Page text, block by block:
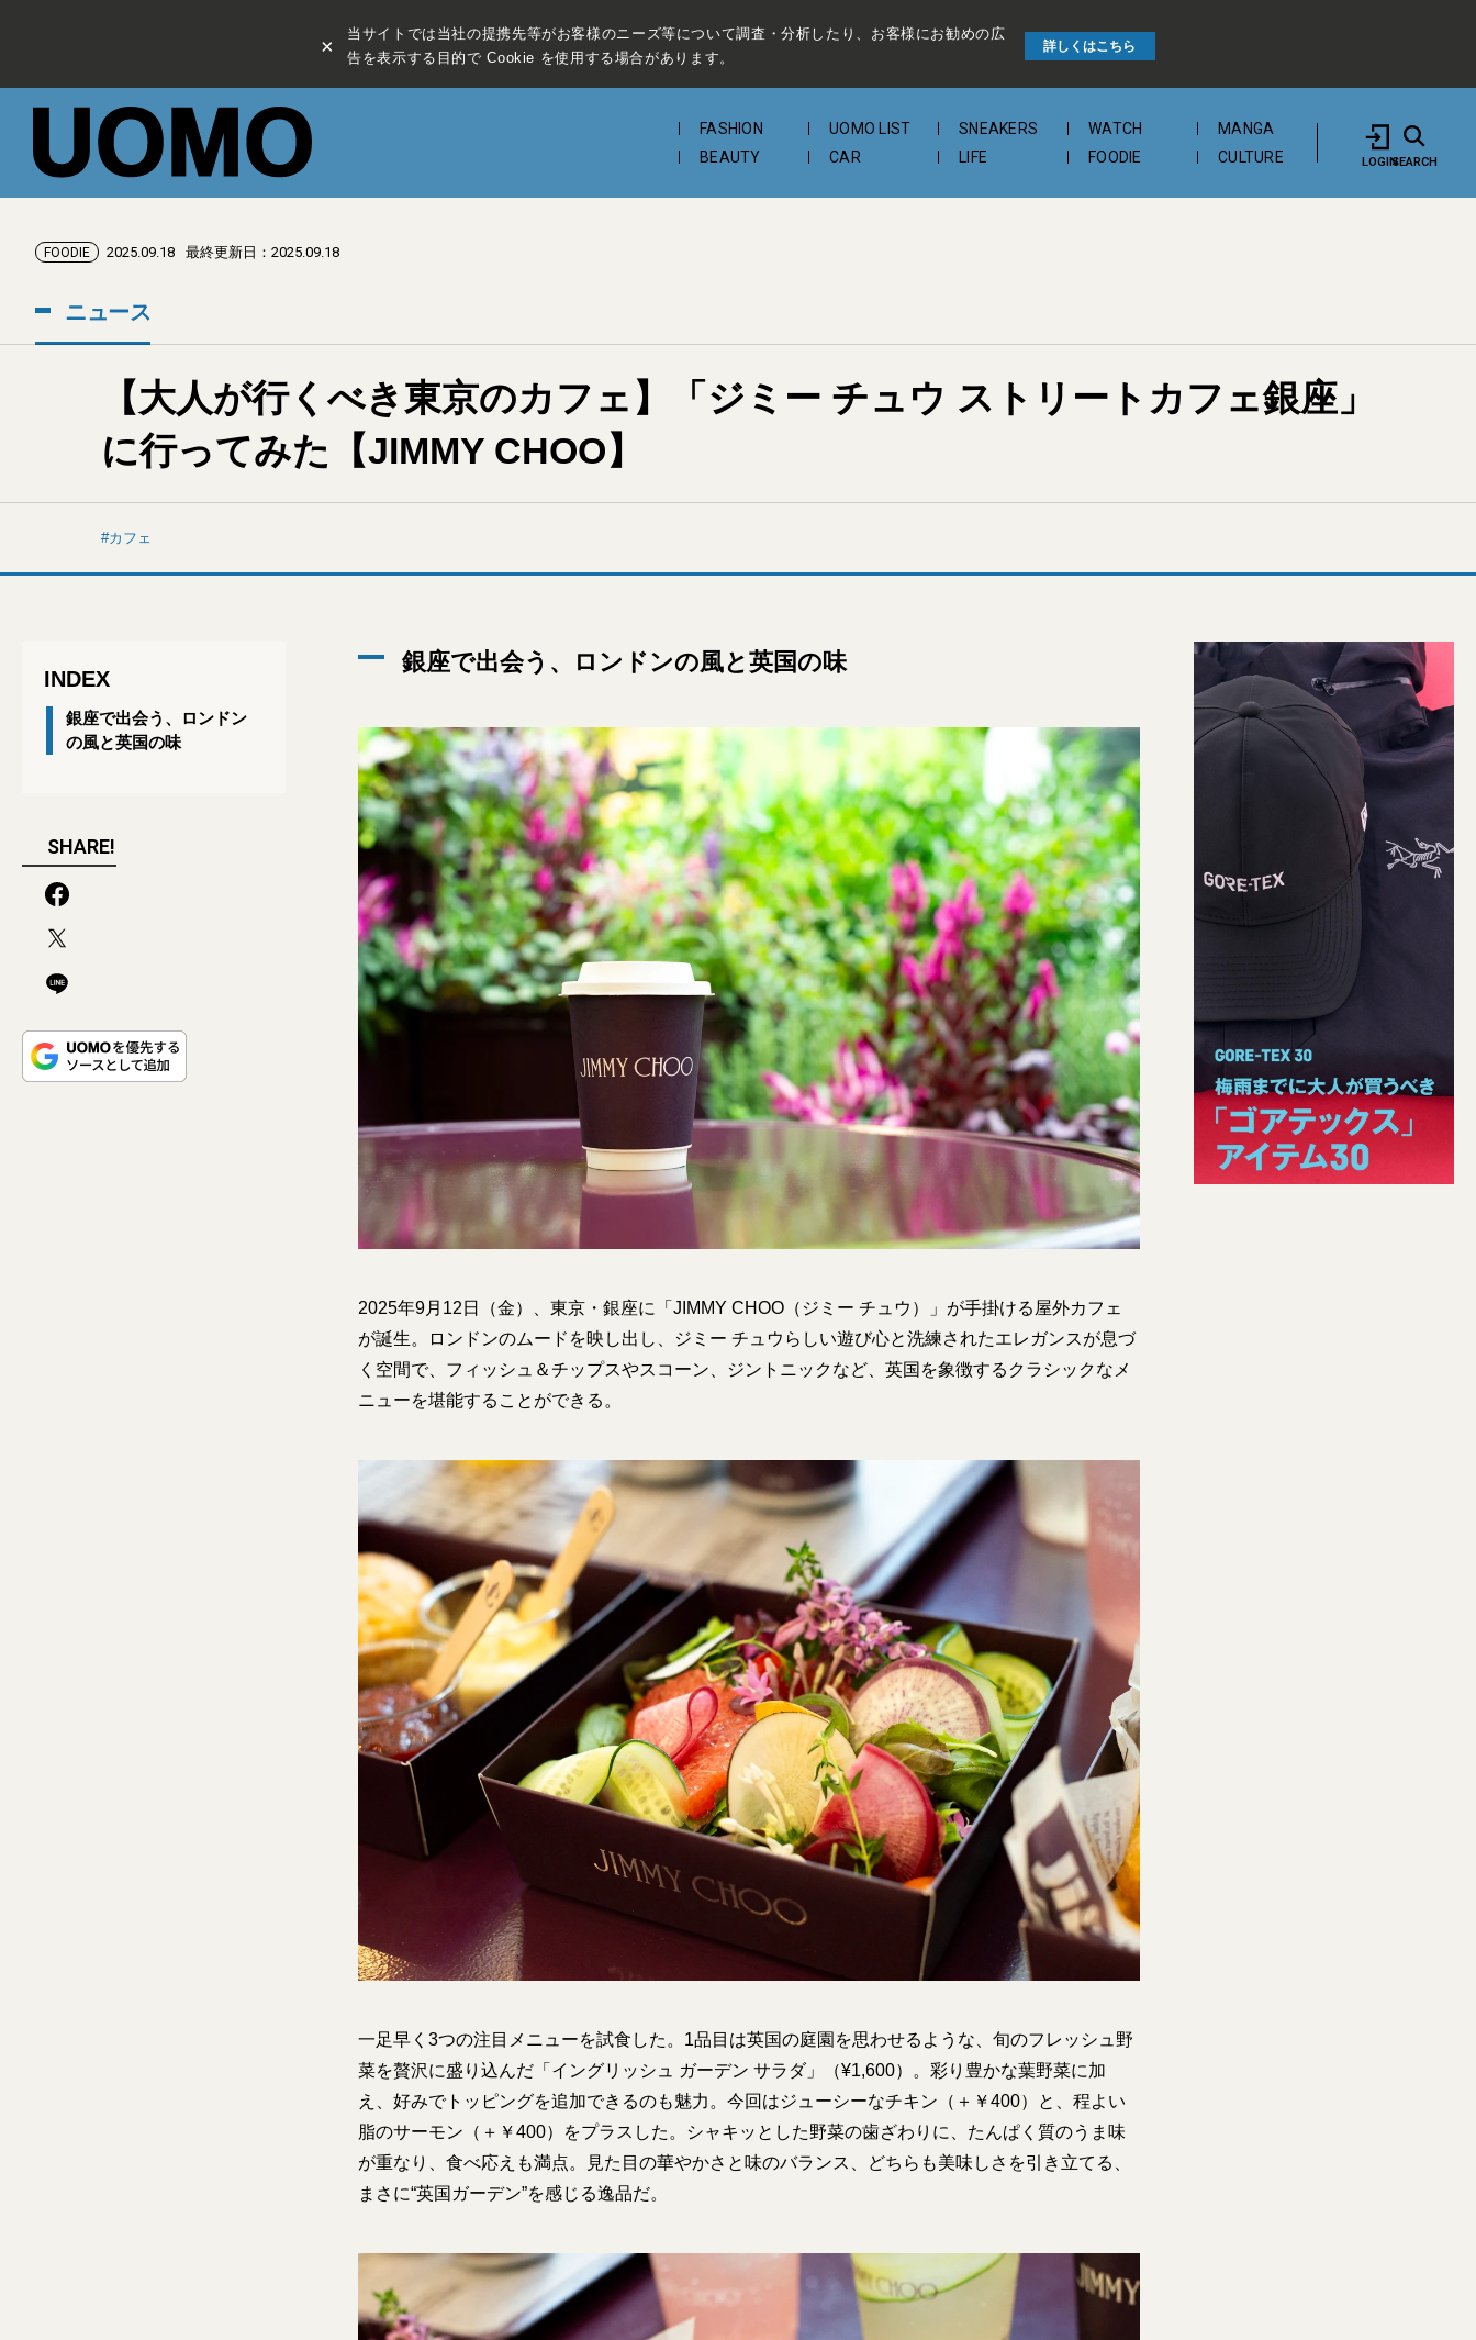
×
当サイトでは当社の提携先等がお客様のニーズ等について調査・分析したり、お客様にお勧めの広
告を表示する目的で Cookie を使用する場合があります。
詳しくはこちら
FASHION UOMO LIST SNEAKERS WATCH
MANGA
BEAUTY
CAR LIFE FOODIE CULTURE LOGINSEARCH
FOODIE 2025.09.18 最終更新日：2025.09.18
ニュース
【大人が行くべき東京のカフェ】「ジミー チュウ ストリートカフェ銀座」
に行ってみた【JIMMY CHOO】
カフェ
INDEX
銀座で出会う、ロンドン
の風と英国の味
SHARE!
銀座で出会う、ロンドンの風と英国の味
2025年9月12日（金）、東京・銀座に「JIMMY CHOO（ジミー チュウ）」が手掛ける屋外カフェ
が誕生。ロンドンのムードを映し出し、ジミー チュウらしい遊び心と洗練されたエレガンスが息づ
く空間で、フィッシュ＆チップスやスコーン、ジントニックなど、英国を象徴するクラシックなメ
ニューを堪能することができる。
一足早く3つの注目メニューを試食した。1品目は英国の庭園を思わせるような、旬のフレッシュ野
菜を贅沢に盛り込んだ「イングリッシュ ガーデン サラダ」（¥1,600）。彩り豊かな葉野菜に加
え、好みでトッピングを追加できるのも魅力。今回はジューシーなチキン（＋￥400）と、程よい
脂のサーモン（＋￥400）をプラスした。シャキッとした野菜の歯ざわりに、たんぱく質のうま味
が重なり、食べ応えも満点。見た目の華やかさと味のバランス、どちらも美味しさを引き立てる、
まさに“英国ガーデン”を感じる逸品だ。